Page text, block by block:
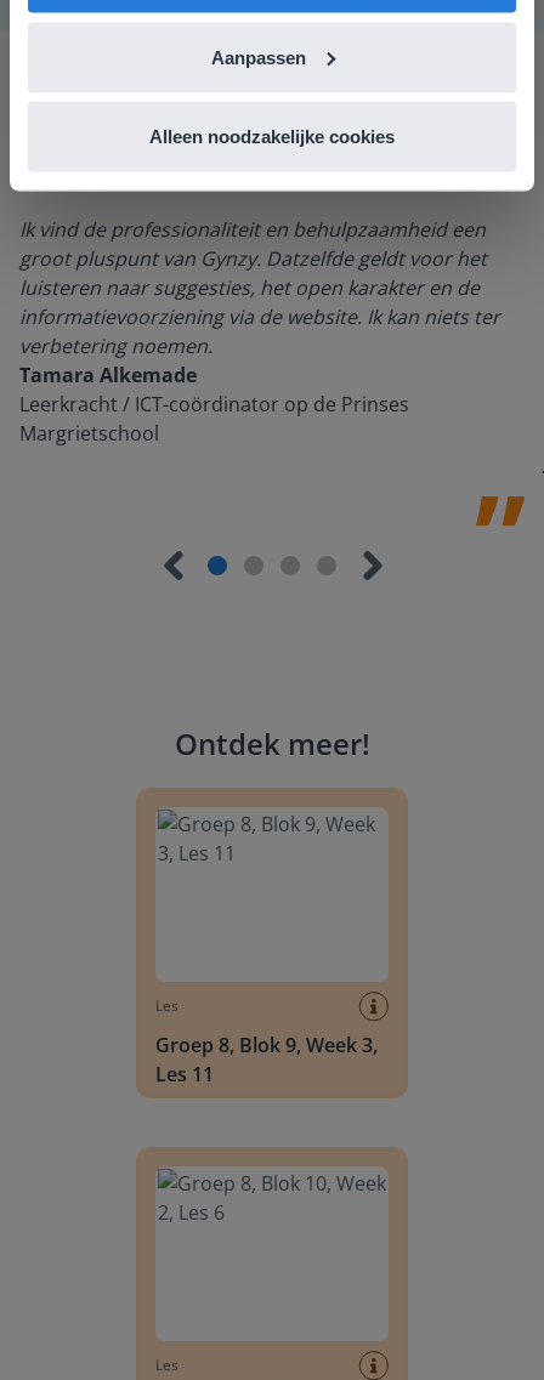
Aanpassen
Alleen noodzakelijke cookies
Ik vind de professionaliteit en behulpzaamheid een
groot pluspunt van Gynzy. Datzelfde geldt voor het
luisteren naar suggesties, het open karakter en de
informatievoorziening via de website. Ik kan niets ter
verbetering noemen.
Tamara Alkemade
Leerkracht / ICT-coördinator op de Prinses
Margrietschool
Ontdek meer!
Les
Groep 8, Blok 9, Week 3,
Les 11
Les